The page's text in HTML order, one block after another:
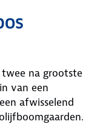
twee na grootste
van een
afwisselend